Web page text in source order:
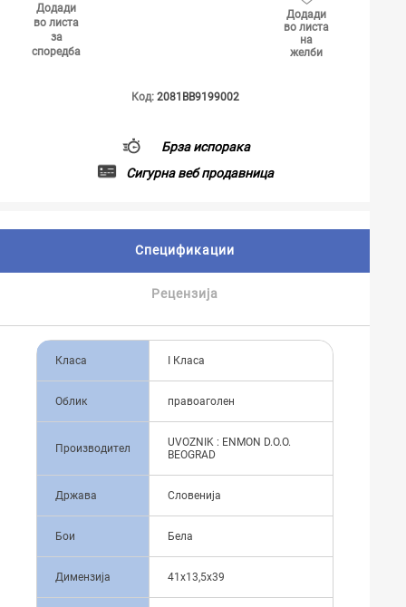
Додади
во листа
за
споредба
Додади
во листа
на
желби
Код: 2081BB9199002
Брза испорака
Сигурна веб продавница
Спецификации
Рецензија
Класа I Класа
Облик правоаголен
Производител
UVOZNIK : ENMON D.O.O.
BEOGRAD
Држава Словенија
Бои Бела
Димензија 41x13,5x39